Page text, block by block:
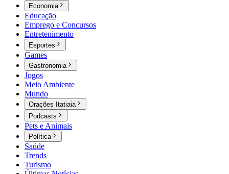
Economia
Educação
Emprego e Concursos
Entretenimento
Esportes
Games
Gastronomia
Jogos
Meio Ambiente
Mundo
Orações Itatiaia
Podcasts
Pets e Animais
Política
Saúde
Trends
Turismo